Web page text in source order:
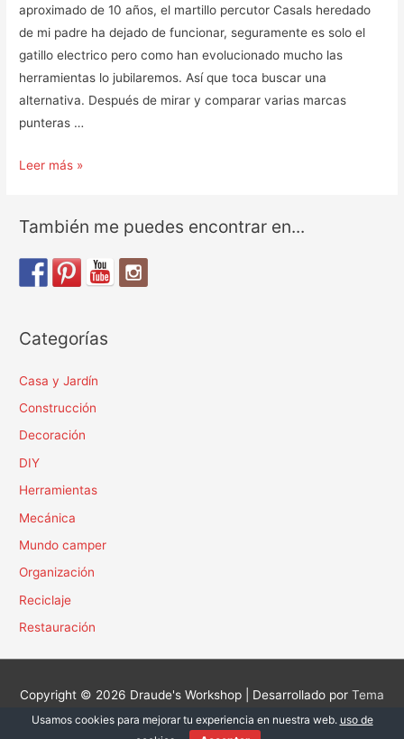
aproximado de 10 años, el martillo percutor Casals heredado
de mi padre ha dejado de funcionar, seguramente es solo el
gatillo electrico pero como han evolucionado mucho las
herramientas lo jubilaremos. Así que toca buscar una
alternativa. Después de mirar y comparar varias marcas
punteras …
Martillo
Leer más »
También me puedes encontrar en...
Categorías
Casa y Jardín
Construcción
Decoración
DIY
Herramientas
Mecánica
Mundo camper
Organización
Reciclaje
Restauración
Copyright © 2026 Draude's Workshop | Desarrollado por Tema
Astra para WordPress
Usamos cookies para mejorar tu experiencia en nuestra web. uso de